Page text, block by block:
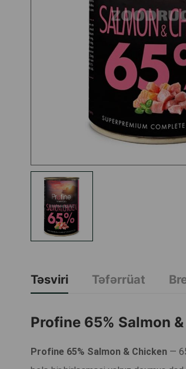
Təsviri Təfərrüat
Profine 65% Salmon
Profine 65% Salmon & Chicken —